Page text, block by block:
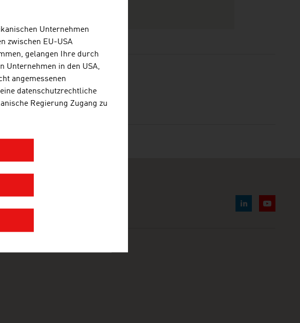
SEITE EMPFEHLEN
Unternehmen
zwischen EU-USA
gelangen Ihre durch
Unternehmen in den USA,
angemessenen
datenschutzrechtliche
Regierung Zugang zu